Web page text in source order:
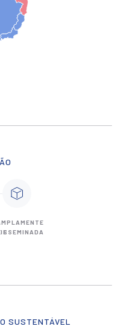
E
SUSTENTÁVEL